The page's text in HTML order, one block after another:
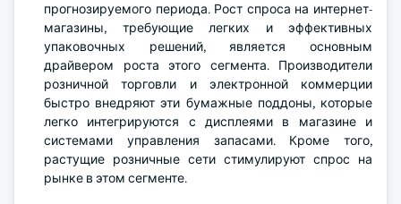
прогнозируемого периода. Рост спроса на интернет-
магазины, требующие легких и эффективных
упаковочных решений, является основным
драйвером роста этого сегмента. Производители
розничной торговли и электронной коммерции
быстро внедряют эти бумажные поддоны, которые
легко интегрируются с дисплеями в магазине и
системами управления запасами. Кроме того,
растущие розничные сети стимулируют спрос на
рынке в этом сегменте.